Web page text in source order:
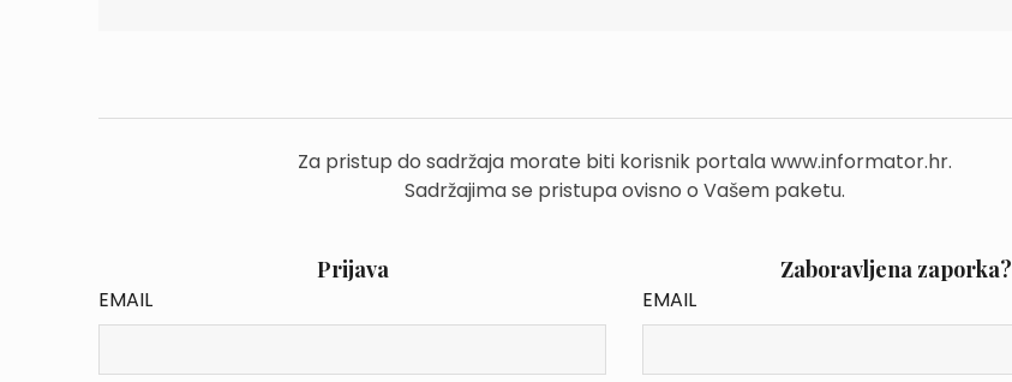
Za pristup do sadržaja morate biti korisnik portala www.informator.hr.
Sadržajima se pristupa ovisno o Vašem paketu.
Prijava
EMAIL
Zaboravljena zaporka?
EMAIL